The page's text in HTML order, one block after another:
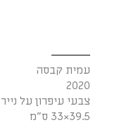
עמית קבסה
2020
צבעי עיפרון על נייר
39.5×33 ס"מ